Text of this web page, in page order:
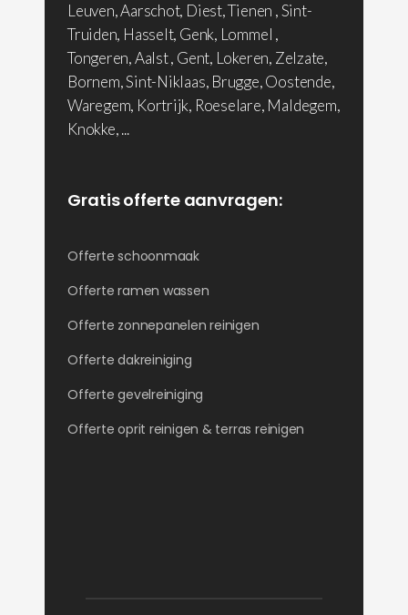
Leuven, Aarschot, Diest, Tienen , Sint-
Truiden, Hasselt, Genk, Lommel ,
Tongeren, Aalst , Gent, Lokeren, Zelzate,
Bornem, Sint-Niklaas, Brugge, Oostende,
Waregem, Kortrijk, Roeselare, Maldegem,
Knokke, ...
Gratis offerte aanvragen:
Offerte schoonmaak
Offerte ramen wassen
Offerte zonnepanelen reinigen
Offerte dakreiniging
Offerte gevelreiniging
Offerte oprit reinigen & terras reinigen